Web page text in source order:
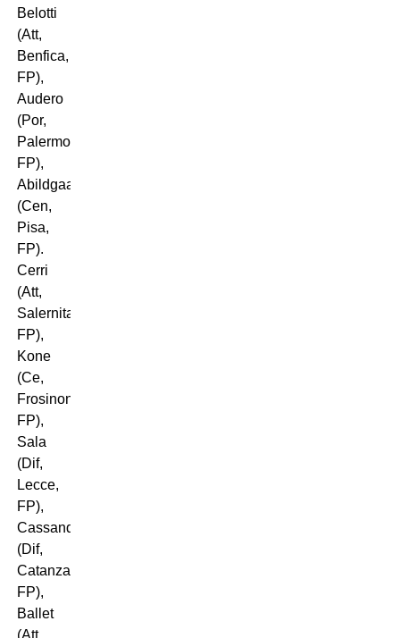
Belotti
(Att,
Benfica,
FP),
Audero
(Por,
Palermo,
FP),
Abildgaard
(Cen,
Pisa,
FP).
Cerri
(Att,
Salernitana,
FP),
Kone
(Ce,
Frosinone,
FP),
Sala
(Dif,
Lecce,
FP),
Cassandro
(Dif,
Catanzaro,
FP),
Ballet